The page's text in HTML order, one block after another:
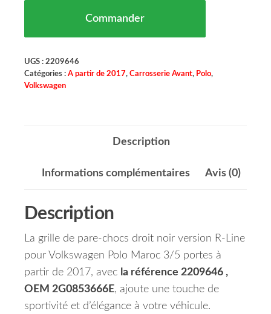
Commander
UGS : 2209646
Catégories : A partir de 2017, Carrosserie Avant, Polo,
Volkswagen
Description
Informations complémentaires Avis (0)
Description
La grille de pare-chocs droit noir version R-Line
pour Volkswagen Polo Maroc 3/5 portes à
partir de 2017, avec la référence 2209646 ,
OEM 2G0853666E, ajoute une touche de
sportivité et d’élégance à votre véhicule.